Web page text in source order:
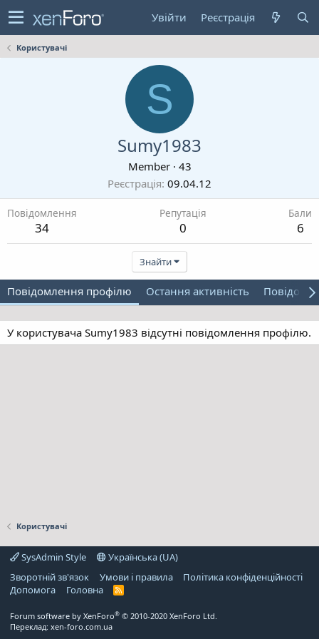
Увійти Реєстрація
Користувачі
S
Sumy1983
Member · 43
Реєстрація 09.04.12
Повідомлення
34
Репутація
0
Бали
6
Знайти
Повідомлення профілю Остання активність
У користувача Sumy1983 відсутні повідомлення профілю.
Користувачі
SysAdmin Style
Українська (UA)
Зворотній зв'язок
Умови і правила
Політика конфіденційності
Дoпoмoга
Головна
R
Forum software by XenForo® © 2010-2020 XenForo Ltd.
Переклад: xen-foro.com.ua